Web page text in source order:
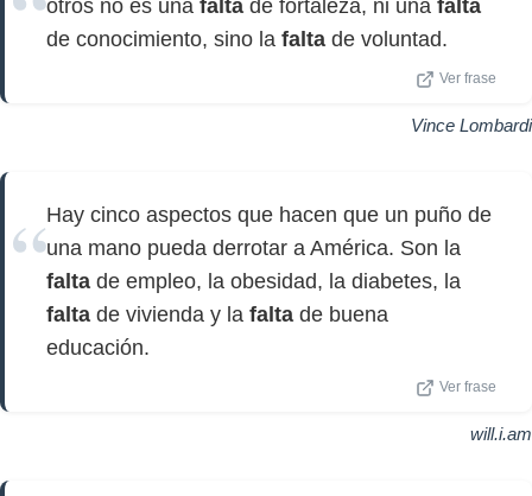
otros no es una falta de fortaleza, ni una falta
de conocimiento, sino la falta de voluntad.
Ver frase
Vince Lombardi
Hay cinco aspectos que hacen que un puño de
una mano pueda derrotar a América. Son la
falta de empleo, la obesidad, la diabetes, la
falta de vivienda y la falta de buena
educación.
Ver frase
will.i.am